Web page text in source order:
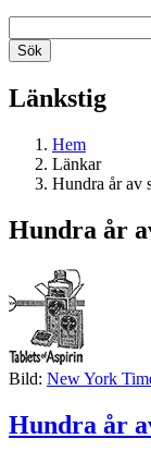
Länkstig
Hem
Länkar
Hundra år av
Hundra år
Bild: New York
Hundra år